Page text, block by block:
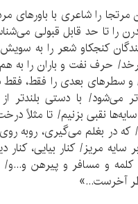
مرتجا را شاعری با
را تا حد قابل قبولی
کنجکاو شعر را به
حرف نفت و باران را به هم
سطرهای بعدی را فقط، فقط
می‌شود/ با دستی
سایه‌ها نقبی بزنیم/ تا
که در بغلم می‌گیری، روبه
مریز/ کنار بیایی،
و مسافر و پیرهن
آخرست...»